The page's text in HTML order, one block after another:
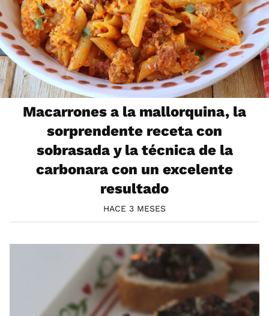
Macarrones a la mallorquina, la
sorprendente receta con
sobrasada y la técnica de la
carbonara con un excelente
resultado
HACE 3 MESES